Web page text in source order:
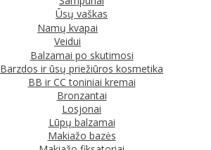
Ūsų vaškas
Namų kvapai
Veidui
Balzamai po skutimosi
Barzdos ir ūsų priežiūros kosmetika
BB ir CC toniniai kremai
Bronzantai
Losjonai
Lūpų balzamai
Makiažo bazės